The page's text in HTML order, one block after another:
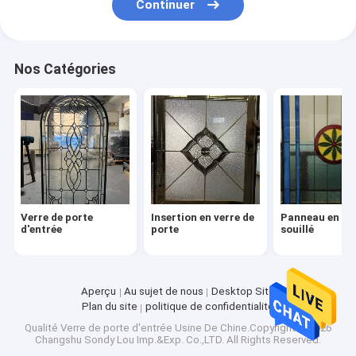
Continuer
Nos Catégories
Verre de porte
d'entrée
Insertion en verre de
porte
Panneau en
souillé
Aperçu Au sujet de nous
Desktop Site
Plan du site
politique de confidentialité
Qualité Verre de porte d'entrée Usine De Chine.Copyright © 2026
Changshu Sondy Lou Imp.&Exp. Co.,LTD. All Rights Reserved.